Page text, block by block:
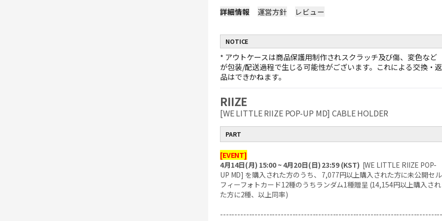
詳細情報 運営方針 レビュー
NOTICE
* アウトケースは商品保護用制作されスクラッチ及び傷、変色など
が包装/配送過程で生じる可能性がございます。これによる交換・返
品はできかねます。
RIIZE
[WE LITTLE RIIZE POP-UP MD] CABLE HOLDER
PART
[EVENT]
4月14日(月) 15:00 ~ 4月20日(日) 23:59 (KST) [WE LITTLE RIIZE POP-
UP MD] を購入された方のうち、 7,077円以上購入された方に未公開セル
フィーフォトカード12種のうちランダム1種贈呈 (14,154円以上購入され
た方に2種、以上同率)